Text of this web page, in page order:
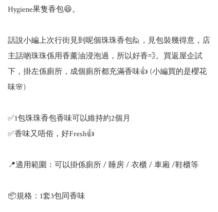
Hygiene果隻香包😆。
話說小編上次行街見到呢個珠珠香包🙋，見包裝幾得意，店
主話啲珠珠係用香薰油浸泡過，所以好香💨。買返屋企試
下，掛左係廁所，成個廁所都充滿香味👍 (小編買的是櫻花
味🌸)
✅1包珠珠香包香味可以維持約2個月
✅香味又唔俗，好Fresh👍
📍適用範圍：可以掛係廁所 / 睡房 / 衣櫃 / 車廂 /鞋櫃等
📦規格：1套3包同香味